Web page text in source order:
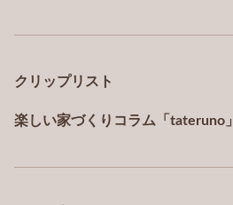
クリップリスト
楽しい家づくりコラム「tateruno」